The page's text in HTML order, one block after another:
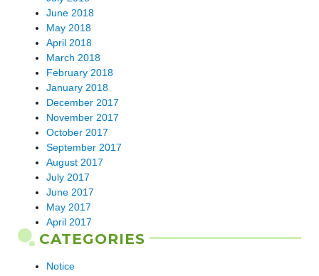
June 2018
May 2018
April 2018
March 2018
February 2018
January 2018
December 2017
November 2017
October 2017
September 2017
August 2017
July 2017
June 2017
May 2017
April 2017
CATEGORIES
Notice